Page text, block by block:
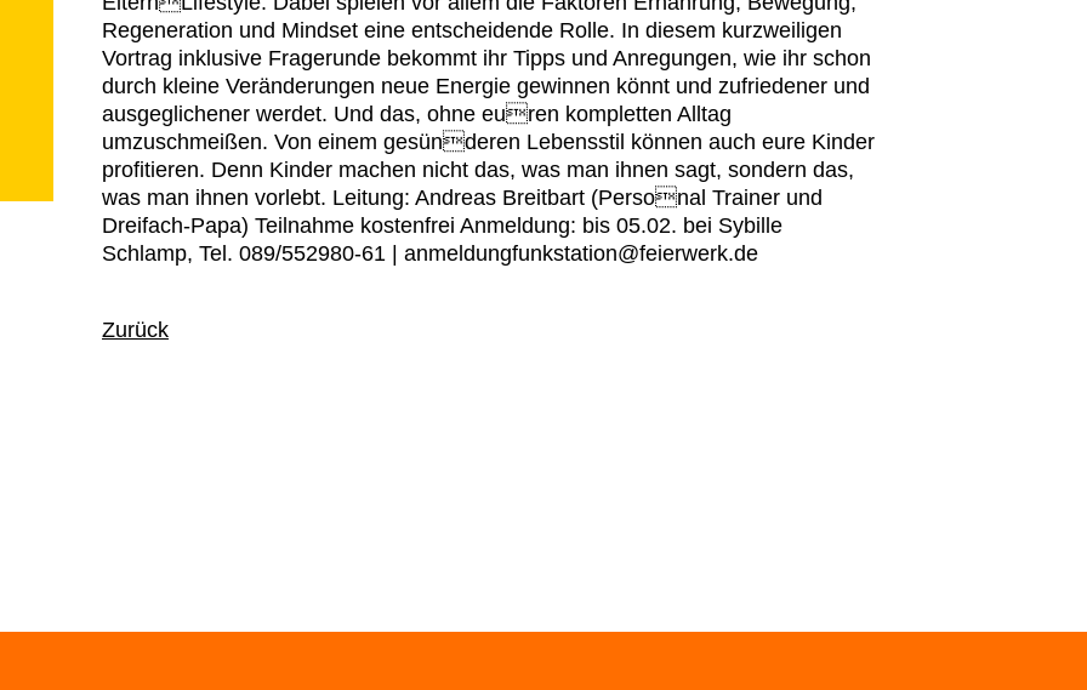
Regeneration und Mindset eine entscheidende Rolle. In diesem kurzweiligen
Vortrag inklusive Fragerunde bekommt ihr Tipps und Anregungen, wie ihr schon
durch kleine Veränderungen neue Energie gewinnen könnt und zufriedener und
ausgeglichener werdet. Und das, ohne euren kompletten Alltag
umzuschmeißen. Von einem gesünderen Lebensstil können auch eure Kinder
profitieren. Denn Kinder machen nicht das, was man ihnen sagt, sondern das,
was man ihnen vorlebt. Leitung: Andreas Breitbart (Personal Trainer und
Dreifach-Papa) Teilnahme kostenfrei Anmeldung: bis 05.02. bei Sybille
Schlamp, Tel. 089/552980-61 | anmeldungfunkstation@feierwerk.de
Zurück